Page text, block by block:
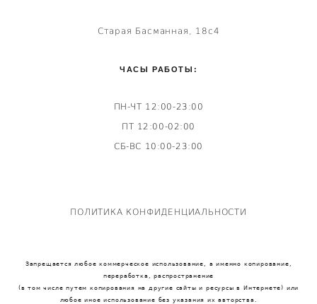
Старая Басманная, 18с4
ЧАСЫ РАБОТЫ:
ПН-ЧТ 12:00-23:00
ПТ 12:00-02:00
СБ-ВС 10:00-23:00
ПОЛИТИКА КОНФИДЕНЦИАЛЬНОСТИ
Запрещается любое коммерческое использование, а именно копирование,
переработка, распространение
(в том числе путем копирования на другие сайты и ресурсы в Интернете) или
любое иное использование без указания их авторства.